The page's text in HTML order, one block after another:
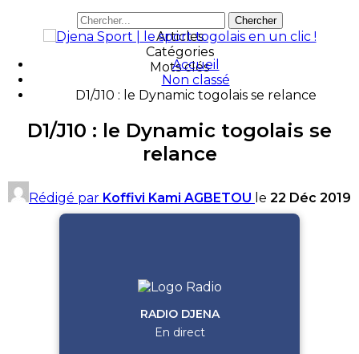
Articles
Catégories
Mots clés
Accueil
Non classé
D1/J10 : le Dynamic togolais se relance
D1/J10 : le Dynamic togolais se
relance
Rédigé par Koffivi Kami AGBETOU le 22 Déc 2019
RADIO DJENA
En direct